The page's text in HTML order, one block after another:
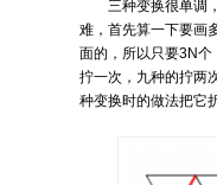
三种变换很单调
难，首先算一下要画
面的，所以只要3N个
拧一次，九种的拧两
种变换时的做法把它